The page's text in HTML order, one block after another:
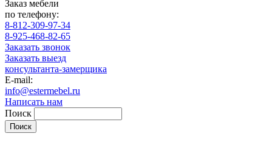
Заказ мебели
по телефону:
8-812-309-97-34
8-925-468-82-65
Заказать звонок
Заказать выезд
консультанта-замерщика
E-mail:
info@estermebel.ru
Написать нам
Поиск